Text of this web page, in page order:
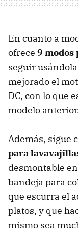
En cuanto a
ofrece 9
seguir
mejorado el
DC, con lo que
modelo
Además, sigue
para
desmontable
bandeja para
que escurra el
platos, y que
mismo sea